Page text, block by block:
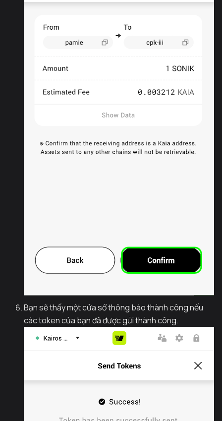
Bạn sẽ thấy một cửa sổ thông báo thành công nếu
các token của bạn đã được gửi thành công.